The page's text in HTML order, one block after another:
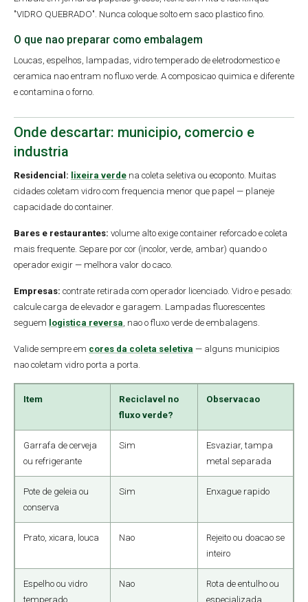
"VIDRO QUEBRADO". Nunca coloque solto em saco plastico fino.
O que nao preparar como embalagem
Loucas, espelhos, lampadas, vidro temperado de eletrodomestico e
ceramica nao entram no fluxo verde. A composicao quimica e diferente
e contamina o forno.
Onde descartar: municipio, comercio e
industria
Residencial: lixeira verde na coleta seletiva ou ecoponto. Muitas
cidades coletam vidro com frequencia menor que papel — planeje
capacidade do container.
Bares e restaurantes: volume alto exige container reforcado e coleta
mais frequente. Separe por cor (incolor, verde, ambar) quando o
operador exigir — melhora valor do caco.
Empresas: contrate retirada com operador licenciado. Vidro e pesado:
calcule carga de elevador e garagem. Lampadas fluorescentes
seguem logistica reversa , nao o fluxo verde de embalagens.
Valide sempre em cores da coleta seletiva — alguns municipios
nao coletam vidro porta a porta.
Item
Reciclavel no
fluxo verde?
Observacao
Garrafa de cerveja
ou refrigerante
Sim
Esvaziar, tampa
metal separada
Pote de geleia ou
conserva
Sim Enxague rapido
Prato, xicara, louca Nao
Rejeito ou doacao se
inteiro
Espelho ou vidro
temperado
Nao
Rota de entulho ou
especializada